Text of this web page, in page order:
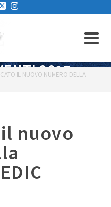
2017
IL NUOVO NUMERO DELLA
nuovo